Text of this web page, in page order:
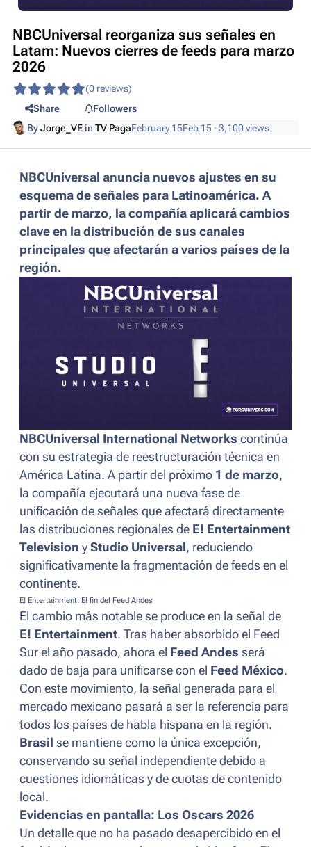
NBCUniversal reorganiza sus señales en
Latam: Nuevos cierres de feeds para marzo
2026
(0 reviews)
Share
Followers
ByJorge_VE inTV PagaFebruary 15Feb 15 · 3,100 views
NBCUniversal anuncia nuevos ajustes en su
esquema de señales para Latinoamérica. A
partir de marzo, la compañía aplicará cambios
clave en la distribución de sus canales
principales que afectarán a varios países de la
región.
NBCUniversal International Networks continúa
con su estrategia de reestructuración técnica en
América Latina. A partir del próximo 1 de marzo,
la compañía ejecutará una nueva fase de
unificación de señales que afectará directamente
las distribuciones regionales de E! Entertainment
Television y Studio Universal , reduciendo
significativamente la fragmentación de feeds en el
continente.
E! Entertainment: El fin del Feed Andes
El cambio más notable se produce en la señal de
E! Entertainment. Tras haber absorbido el Feed
Sur el año pasado, ahora el Feed Andes será
dado de baja para unificarse con el Feed México.
Con este movimiento, la señal generada para el
mercado mexicano pasará a ser la referencia para
todos los países de habla hispana en la región.
Brasil se mantiene como la única excepción,
conservando su señal independiente debido a
cuestiones idiomáticas y de cuotas de contenido
local.
Evidencias en pantalla: Los Oscars 2026
Un detalle que no ha pasado desapercibido en el